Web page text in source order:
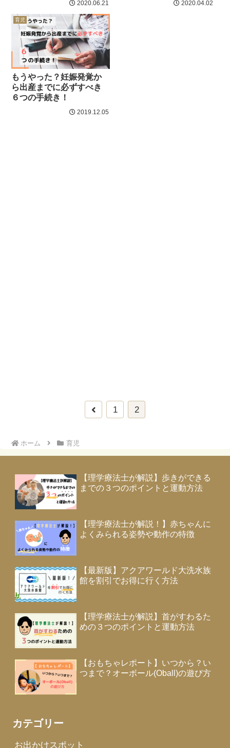
2020.06.21 2020.04.02
育児
もうやった？妊娠発覚か
ら出産までに必ずすべき
６つの手続き！
2019.12.05
前
1 2
ホーム 育児
【理学療法士が解説】歩きができる
までの３つのポイントと運動方法
【理学療法士が解説！】赤ちゃんに
よくみられる姿勢や動作の特徴
【最新版】アクアワールド大洗水族
館を割引でお得に行く方法
【理学療法士が解説】首がすわるた
めの３つのポイントと運動方法
【おもちゃレポート】いつから？い
つまで？オーボール(Oball)の遊び方
カテゴリー
お出かけスポット